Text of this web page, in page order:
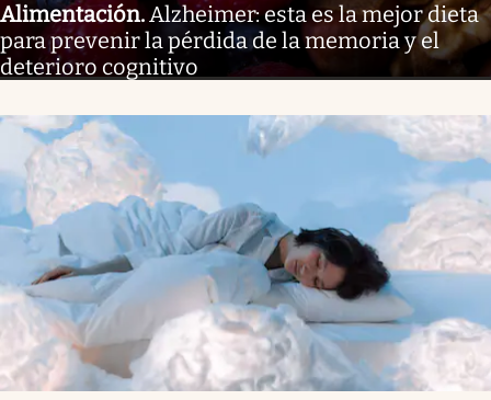
Alimentación.Alzheimer: esta es la mejor dieta
para prevenir la pérdida de la memoria y el
deterioro cognitivo